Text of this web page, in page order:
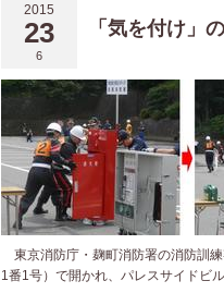
2015
23
6
「気を付け」
東京消防庁・麹町消防署の消防訓
1番1号）で開かれ、パレスサイドビ